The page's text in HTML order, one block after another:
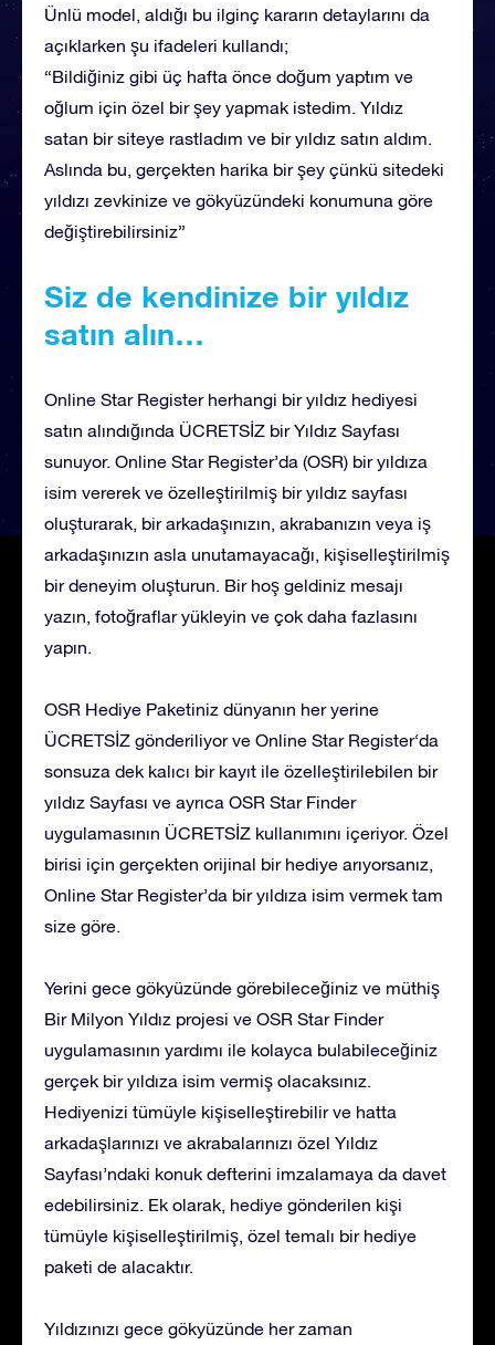
Ünlü model, aldığı bu ilginç kararın detaylarını da
açıklarken şu ifadeleri kullandı;
“Bildiğiniz gibi üç hafta önce doğum yaptım ve
oğlum için özel bir şey yapmak istedim. Yıldız
satan bir siteye rastladım ve bir yıldız satın aldım.
Aslında bu, gerçekten harika bir şey çünkü sitedeki
yıldızı zevkinize ve gökyüzündeki konumuna göre
değiştirebilirsiniz”
Siz de kendinize bir yıldız
satın alın…
Online Star Register herhangi bir yıldız hediyesi
satın alındığında ÜCRETSİZ bir Yıldız Sayfası
sunuyor. Online Star Register’da (OSR) bir yıldıza
isim vererek ve özelleştirilmiş bir yıldız sayfası
oluşturarak, bir arkadaşınızın, akrabanızın veya iş
arkadaşınızın asla unutamayacağı, kişiselleştirilmiş
bir deneyim oluşturun. Bir hoş geldiniz mesajı
yazın, fotoğraflar yükleyin ve çok daha fazlasını
yapın.
OSR Hediye Paketiniz dünyanın her yerine
ÜCRETSİZ gönderiliyor ve Online Star Register‘da
sonsuza dek kalıcı bir kayıt ile özelleştirilebilen bir
yıldız Sayfası ve ayrıca OSR Star Finder
uygulamasının ÜCRETSİZ kullanımını içeriyor. Özel
birisi için gerçekten orijinal bir hediye arıyorsanız,
Online Star Register’da bir yıldıza isim vermek tam
size göre.
Yerini gece gökyüzünde görebileceğiniz ve müthiş
Bir Milyon Yıldız projesi ve OSR Star Finder
uygulamasının yardımı ile kolayca bulabileceğiniz
gerçek bir yıldıza isim vermiş olacaksınız.
Hediyenizi tümüyle kişiselleştirebilir ve hatta
arkadaşlarınızı ve akrabalarınızı özel Yıldız
Sayfası’ndaki konuk defterini imzalamaya da davet
edebilirsiniz. Ek olarak, hediye gönderilen kişi
tümüyle kişiselleştirilmiş, özel temalı bir hediye
paketi de alacaktır.
Yıldızınızı gece gökyüzünde her zaman